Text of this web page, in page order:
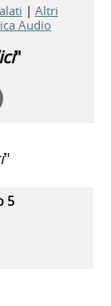
| Altri
Audio
"
"
5